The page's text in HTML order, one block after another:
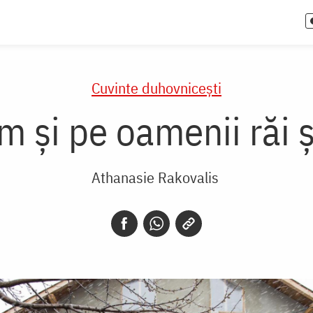
Cuvinte duhovnicești
și pe oamenii răi
Athanasie Rakovalis